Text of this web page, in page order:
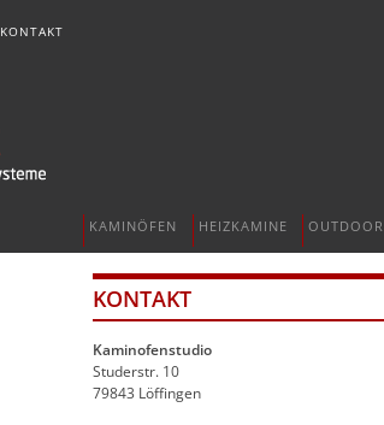
KONTAKT
KAMINÖFEN HEIZKAMINE OUTDOOR
KONTAKT
Kaminofenstudio
Studerstr. 10
79843 Löffingen